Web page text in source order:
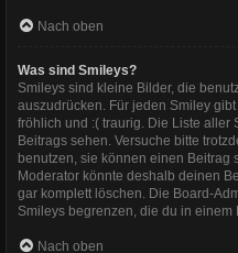
Nach oben
Was sind Smileys?
Smileys sind kleine Bilder, die
auszudrücken. Für jeden Smiley
fröhlich und :( traurig. Die Liste aller
Beitrags sehen. Versuche bitte
benutzen, sie können einen Beitrag
Moderator könnte deshalb deinen
gar komplett löschen. Die Board-
Smileys begrenzen, die du in einem
Nach oben